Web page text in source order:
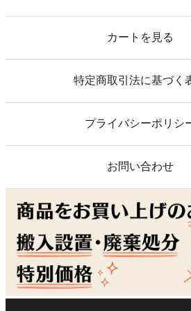
カートを見る
特定商取引法に基づく
プライバシーポリシ
お問い合わせ